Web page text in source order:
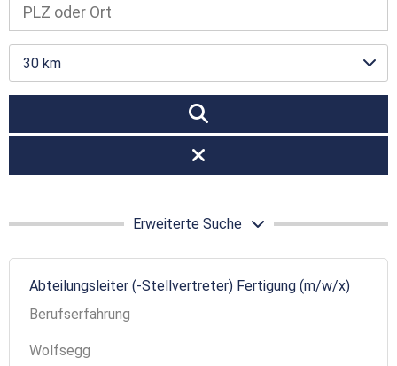
30 km
Erweiterte Suche
Abteilungsleiter (-Stellvertreter) Fertigung (m/w/x)
Berufserfahrung
Wolfsegg